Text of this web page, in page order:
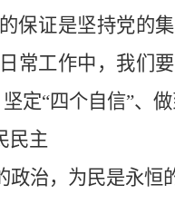
保证是坚持党的
常工作中，我们
定“四个自信”、做
民主
治，为民是永